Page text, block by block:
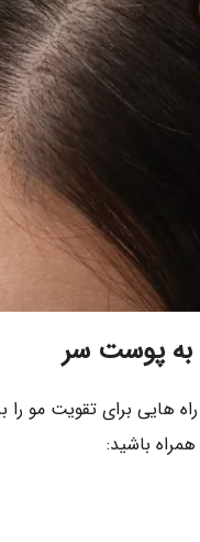
به پوست سر
هایی برای تقویت مو
باشید: